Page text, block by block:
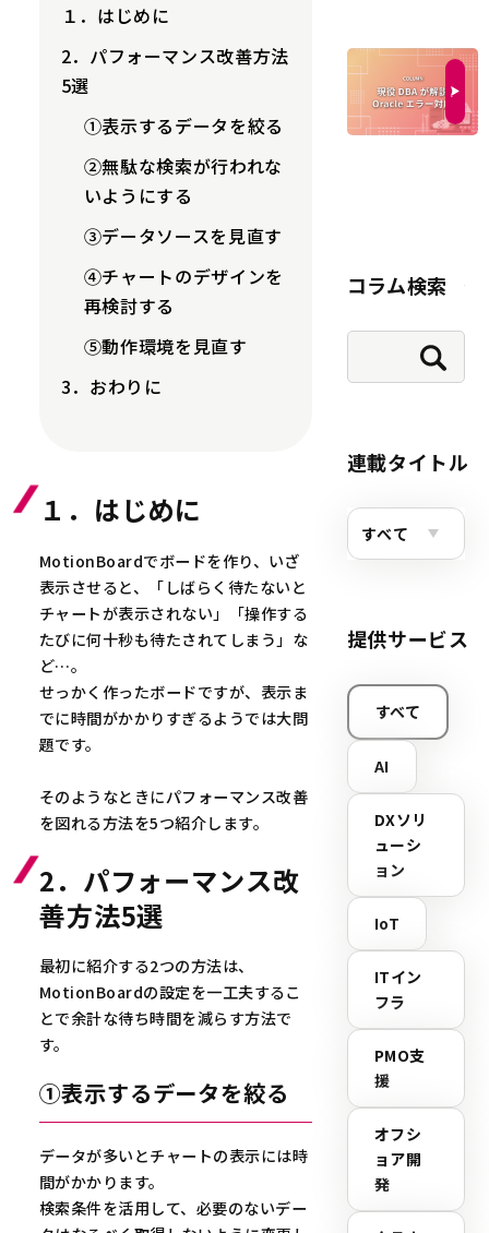
１．はじめに
2．パフォーマンス改善方法
5選
①表示するデータを絞る
②無駄な検索が行われな
いようにする
③データソースを見直す
④チャートのデザインを
再検討する
⑤動作環境を見直す
3．おわりに
１．はじめに
MotionBoardでボードを作り、いざ
表示させると、「しばらく待たないと
チャートが表示されない」「操作する
たびに何十秒も待たされてしまう」な
ど…。
せっかく作ったボードですが、表示ま
でに時間がかかりすぎるようでは大問
題です。
そのようなときにパフォーマンス改善
を図れる方法を5つ紹介します。
2．パフォーマンス改
善方法5選
最初に紹介する2つの方法は、
MotionBoardの設定を一工夫するこ
とで余計な待ち時間を減らす方法で
す。
①表示するデータを絞る
データが多いとチャートの表示には時
間がかかります。
検索条件を活用して、必要のないデー
コラム検索
連載タイトル
提供サービス
すべて
AI
DXソリ
ューシ
ョン
IoT
ITイン
フラ
PMO支
援
オフシ
ョア開
発